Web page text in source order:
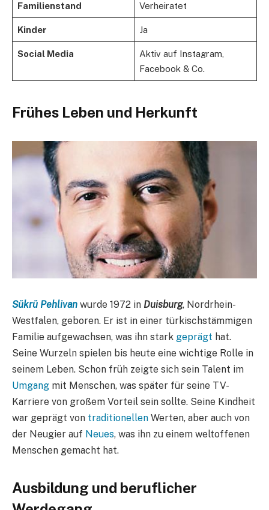
Familienstand Verheiratet
Kinder Ja
Social Media
Aktiv auf Instagram,
Facebook & Co.
Frühes Leben und Herkunft
Sükrü Pehlivan wurde 1972 in Duisburg, Nordrhein-
Westfalen, geboren. Er ist in einer türkischstämmigen
Familie aufgewachsen, was ihn stark geprägt hat.
Seine Wurzeln spielen bis heute eine wichtige Rolle in
seinem Leben. Schon früh zeigte sich sein Talent im
Umgang mit Menschen, was später für seine TV-
Karriere von großem Vorteil sein sollte. Seine Kindheit
war geprägt von traditionellen Werten, aber auch von
der Neugier auf Neues, was ihn zu einem weltoffenen
Menschen gemacht hat.
Ausbildung und beruflicher